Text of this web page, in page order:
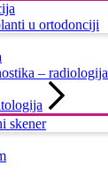
u ortodonciji
– radiologija
skener